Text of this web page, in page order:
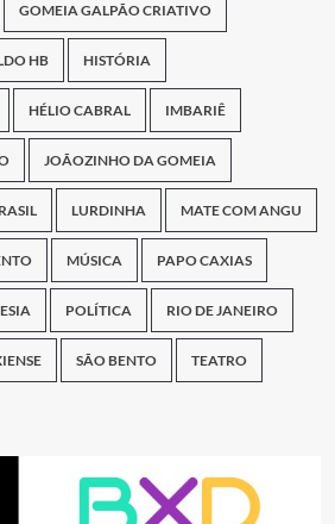
GOMEIA GALPÃO CRIATIVO
HB HISTÓRIA
HÉLIO CABRAL IMBARIÊ
JOÃOZINHO DA GOMEIA
LURDINHA MATE COM ANGU
MÚSICA PAPO CAXIAS
POLÍTICA RIO DE JANEIRO
SÃO BENTO TEATRO